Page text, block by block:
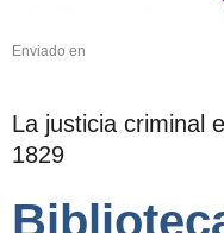
Enviado en
La justicia criminal
1829